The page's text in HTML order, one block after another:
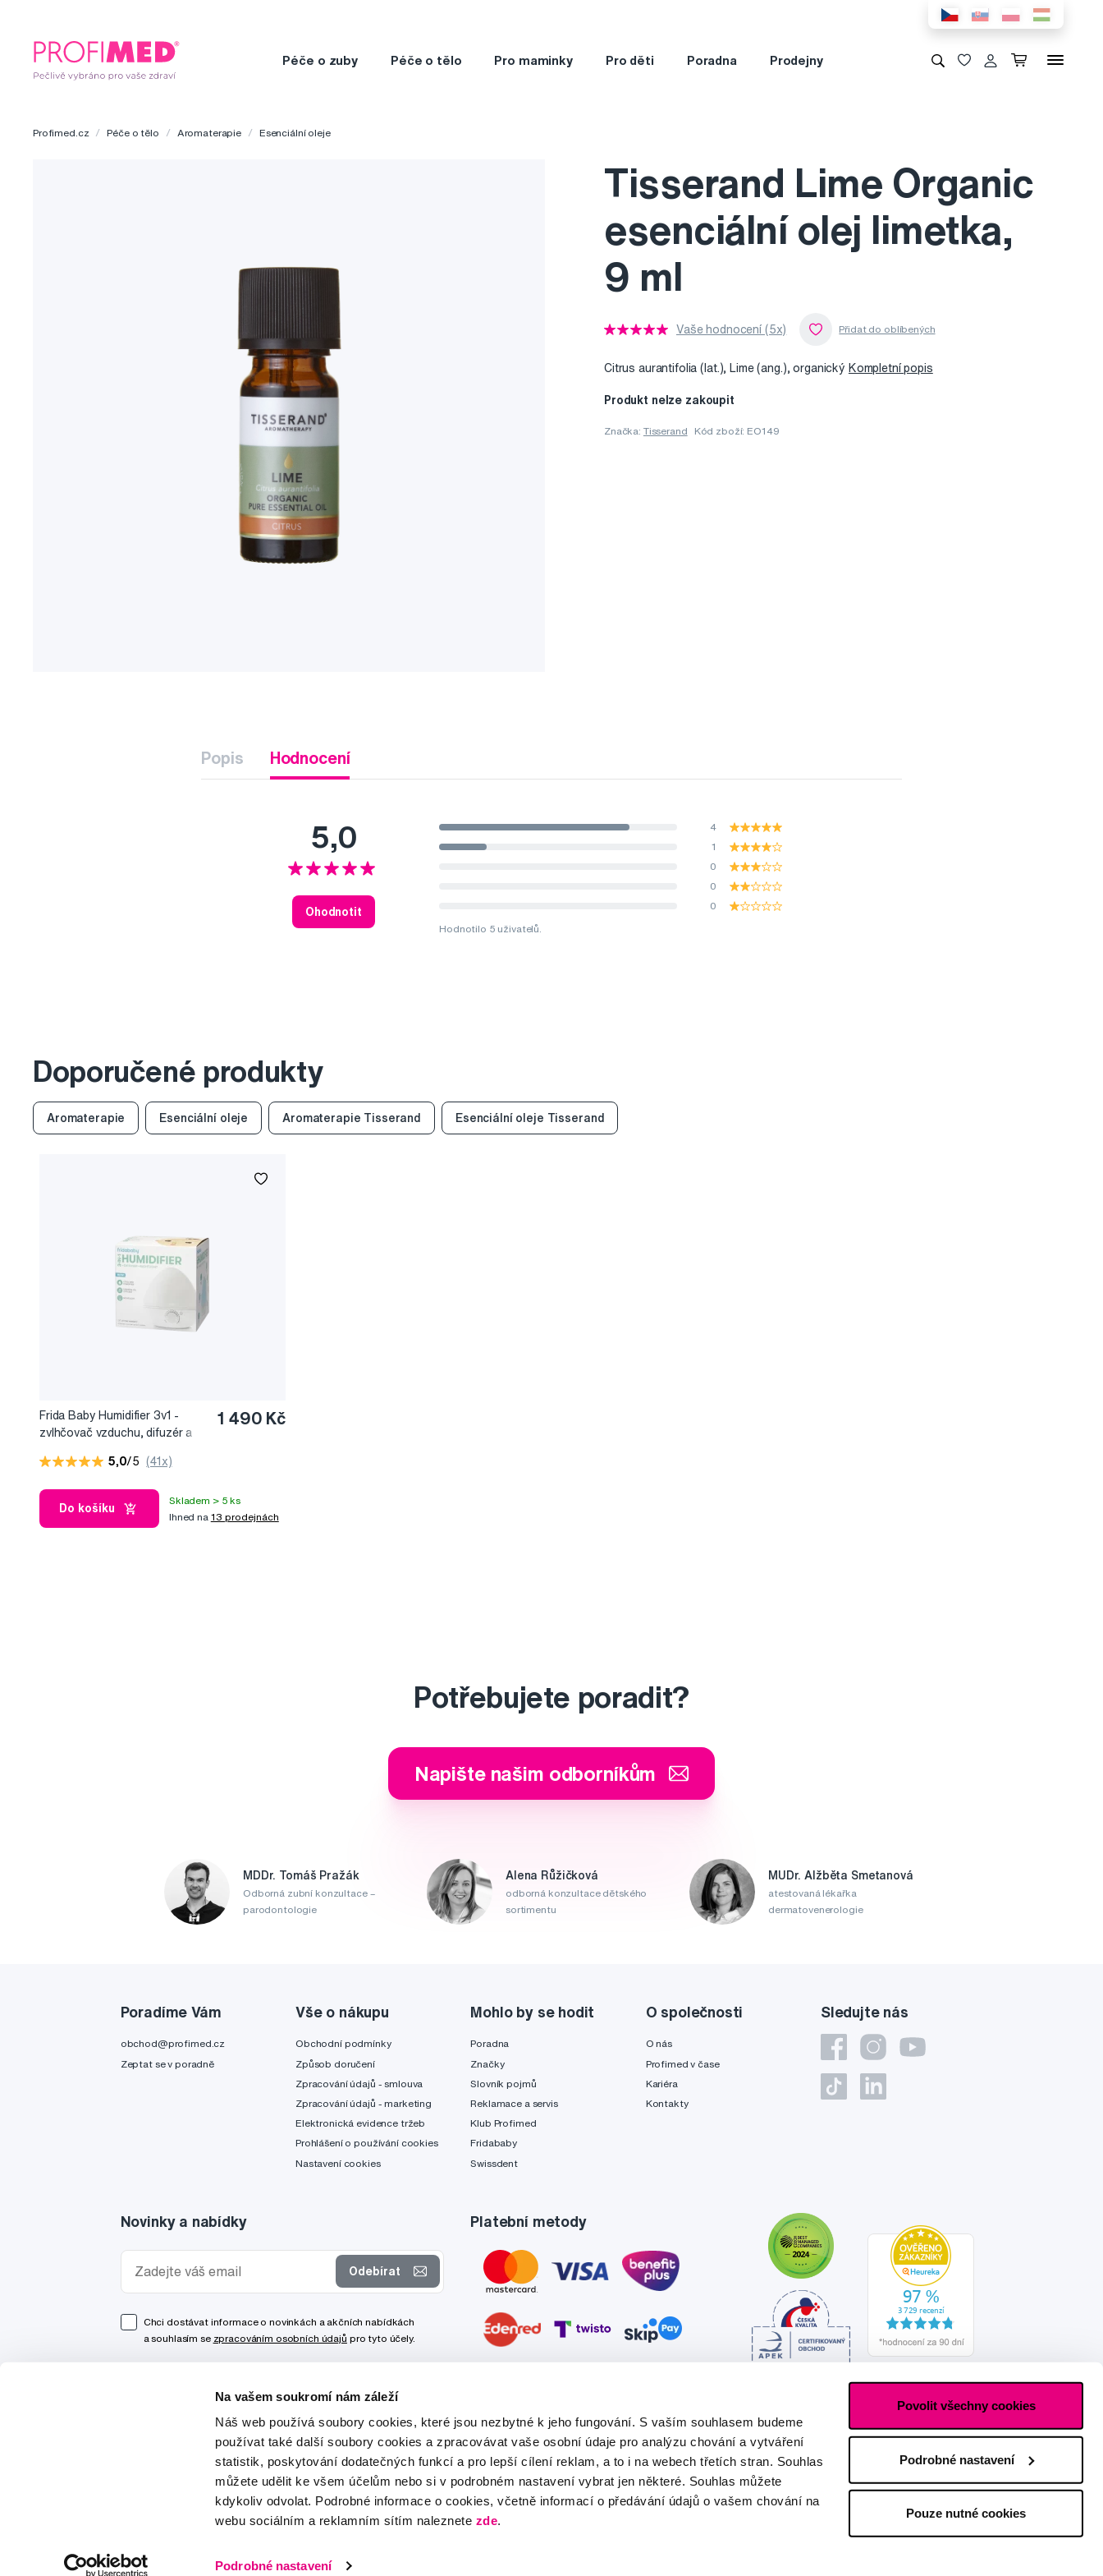
Na vašem soukromí nám záleží
Náš web používá soubory cookies, které jsou nezbytné k jeho fungování. S vaším souhlasem budeme
používat také další soubory cookies a zpracovávat vaše osobní údaje pro analýzu chování a vytváření
statistik, poskytování dodatečných funkcí a pro lepší cílení reklam, a to i na webech třetích stran. Souhlas
můžete udělit ke všem účelům nebo si v podrobném nastavení vybrat jen některé. Souhlas můžete
kdykoliv odvolat. Podrobné informace o cookies, včetně informací o předávání údajů o vašem chování na
webu sociálním a reklamním sítím naleznete zde.
Podrobné nastavení
Povolit všechny cookies
Podrobné nastavení
Pouze nutné cookies
Péče o zuby Péče o tělo Pro maminky Pro děti Poradna Prodejny
Profimed.cz Péče o tělo Aromaterapie Esenciální oleje
Tisserand Lime Organic
esenciální olej limetka,
9 ml
Vaše hodnocení (5x)
Citrus aurantifolia (lat.), Lime (ang.), organický Kompletní popis
Produkt nelze zakoupit
Značka: Tisserand Kód zboží: EO149
Popis Hodnocení
5,0
Ohodnotit
4
1
0
0
0
Hodnotilo 5 uživatelů.
Doporučené produkty
Aromaterapie Esenciální oleje Aromaterapie Tisserand Esenciální oleje Tisserand
Frida Baby Humidifier 3v1 -
zvlhčovač vzduchu, difuzér a
1 490 Kč
5,0/5 (41x)
Do košíku
Skladem > 5 ks
Ihned na 13 prodejnách
Potřebujete poradit?
Napište našim odborníkům
MDDr. Tomáš Pražák
Odborná zubní konzultace –
parodontologie
Alena Růžičková
odborná konzultace dětského
sortimentu
MUDr. Alžběta Smetanová
atestovaná lékařka
dermatovenerologie
Sledujte nás
Poradíme Vám
obchod@profimed.cz
Zeptat se v poradně
Vše o nákupu
Obchodní podmínky
Způsob doručení
Zpracování údajů - smlouva
Zpracování údajů - marketing
Elektronická evidence tržeb
Prohlášení o používání cookies
Nastavení cookies
Mohlo by se hodit
Poradna
Značky
Slovník pojmů
Reklamace a servis
Klub Profimed
Fridababy
Swissdent
O společnosti
O nás
Profimed v čase
Kariéra
Kontakty
Novinky a nabídky
Odebírat
Chci dostávat informace o novinkách a akčních nabídkách
a souhlasím se zpracováním osobních údajů pro tyto účely.
Platební metody
Tato stránka je chráněna službou reCAPTCHA a platí zde